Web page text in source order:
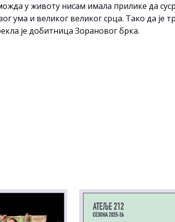
у животу нисам имала прилике да
ума и великог великог срца. Тако да је
је добитница Зорановог брка.